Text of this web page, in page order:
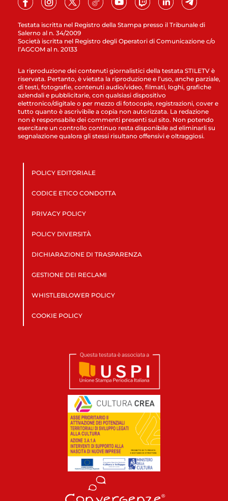
Testata iscritta nel Registro della Stampa presso il Tribunale di
Salerno al n. 34/2009
Società iscritta nel Registro degli Operatori di Comunicazione c/o
l’AGCOM al n. 20133
La riproduzione dei contenuti giornalistici della testata STILETV è
riservata. Pertanto, è vietata la riproduzione e l’uso, anche parziale,
di testi, fotografie, contenuti audio/video, filmati, loghi, grafiche
aziendali e pubblicitarie, con qualsiasi dispositivo
elettronico/digitale o per mezzo di fotocopie, registrazioni, cover e
tutto quanto è ascrivibile a copia non autorizzata. La redazione
non è responsabile dei commenti presenti sul sito. Non potendo
esercitare un controllo continuo resta disponibile ad eliminarli su
segnalazione qualora gli stessi risultano offensivi e oltraggiosi.
POLICY EDITORIALE
CODICE ETICO CONDOTTA
PRIVACY POLICY
POLICY DIVERSITÀ
DICHIARAZIONE DI TRASPARENZA
GESTIONE DEI RECLAMI
WHISTLEBLOWER POLICY
COOKIE POLICY